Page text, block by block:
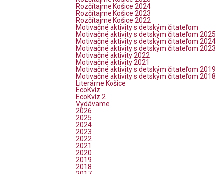
Rozčítajme Košice 2024
Rozčítajme Košice 2023
Rozčítajme Košice 2022
Motivačné aktivity s detským čitateľom
Motivačné aktivity s detským čitateľom 2025
Motivačné aktivity s detským čitateľom 2024
Motivačné aktivity s detským čitateľom 2023
Motivačné aktivity 2022
Motivačné aktivity 2021
Motivačné aktivity s detským čitateľom 2019
Motivačné aktivity s detským čitateľom 2018
Literárne Košice
EcoKvíz
EcoKvíz 2
Vydávame
2026
2025
2024
2023
2022
2021
2020
2019
2018